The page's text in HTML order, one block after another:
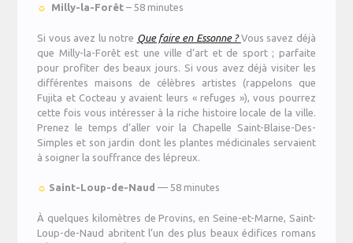
☼ Milly-la-Forêt – 58 minutes
Si vous avez lu notre Que faire en Essonne ?Vous savez déjà
que Milly-la-Forêt est une ville d’art et de sport ; parfaite
pour profiter des beaux jours. Si vous avez déjà visiter les
différentes maisons de célèbres artistes (rappelons que
Fujita et Cocteau y avaient leurs « refuges »), vous pourrez
cette fois vous intéresser à la riche histoire locale de la ville.
Prenez le temps d’aller voir la Chapelle Saint-Blaise-Des-
Simples et son jardin dont les plantes médicinales servaient
à soigner la souffrance des lépreux.
☼ Saint-Loup-de-Naud— 58 minutes
À quelques kilomètres de Provins, en Seine-et-Marne, Saint-
Loup-de-Naud abritent l’un des plus beaux édifices romans